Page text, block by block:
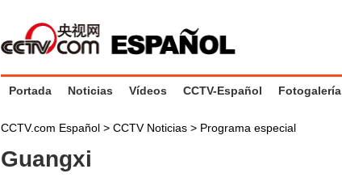
Portada Noticias Vídeos CCTV-Español Fotogalería
CCTV.com Español > CCTV Noticias > Programa especial
Guangxi